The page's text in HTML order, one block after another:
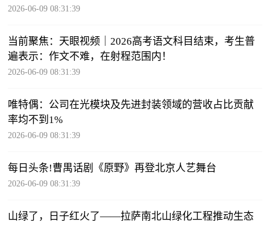
2026-06-09 08:31:39
当前聚焦：天眼视频｜2026高考语文科目结束，考生普
遍表示：作文不难，在射程范围内！
2026-06-09 08:31:39
唯特偶：公司在光模块及先进封装领域的营收占比贡献
率均不到1%
2026-06-09 08:31:39
每日头条!曹禺话剧《原野》再登北京人艺舞台
2026-06-09 08:31:39
山绿了，日子红火了——拉萨南北山绿化工程推动生态